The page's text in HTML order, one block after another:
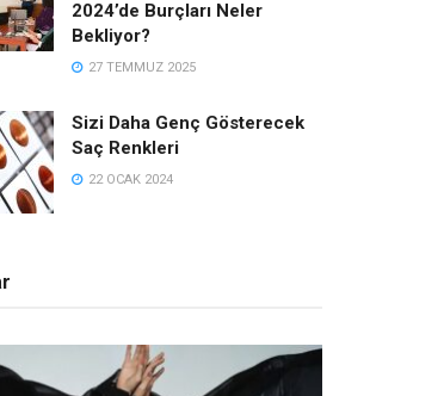
2024’de Burçları Neler
Bekliyor?
27 TEMMUZ 2025
Sizi Daha Genç Gösterecek
Saç Renkleri
22 OCAK 2024